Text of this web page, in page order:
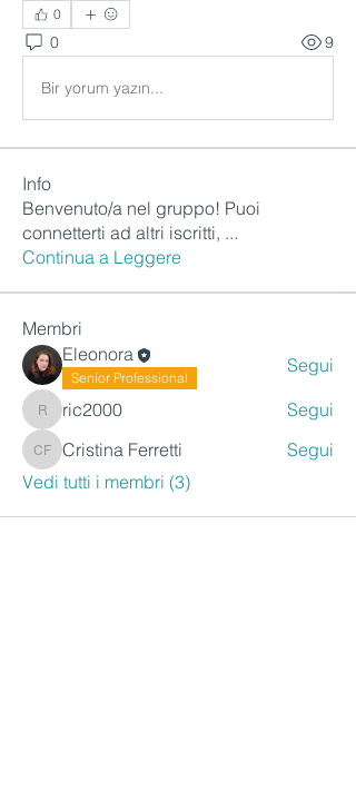
0
0 9
Bir yorum yazın...
Info
Benvenuto/a nel gruppo! Puoi
connetterti ad altri iscritti, ...
Continua a Leggere
Membri
Eleonora
Senior Professional
Segui
ric2000
ric2000 Segui
Cristina Ferretti
Cristina Ferretti
Segui
Vedi tutti i membri (3)